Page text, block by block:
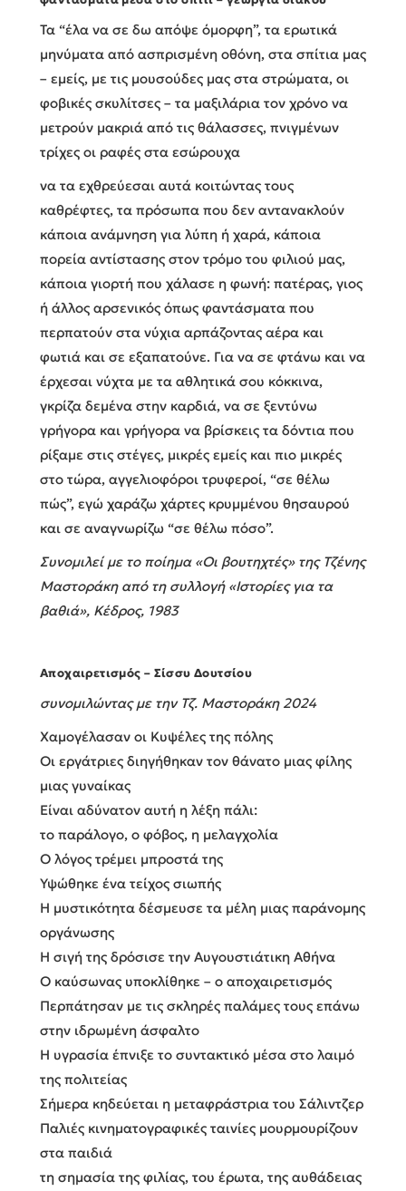
Τα “έλα να σε δω απόψε όμορφη”, τα ερωτικά
μηνύματα από ασπρισμένη οθόνη, στα σπίτια μας
– εμείς, με τις μουσούδες μας στα στρώματα, οι
φοβικές σκυλίτσες – τα μαξιλάρια τον χρόνο να
μετρούν μακριά από τις θάλασσες, πνιγμένων
τρίχες οι ραφές στα εσώρουχα
να τα εχθρεύεσαι αυτά κοιτώντας τους
καθρέφτες, τα πρόσωπα που δεν αντανακλούν
κάποια ανάμνηση για λύπη ή χαρά, κάποια
πορεία αντίστασης στον τρόμο του φιλιού μας,
κάποια γιορτή που χάλασε η φωνή: πατέρας, γιος
ή άλλος αρσενικός όπως φαντάσματα που
περπατούν στα νύχια αρπάζοντας αέρα και
φωτιά και σε εξαπατούνε. Για να σε φτάνω και να
έρχεσαι νύχτα με τα αθλητικά σου κόκκινα,
γκρίζα δεμένα στην καρδιά, να σε ξεντύνω
γρήγορα και γρήγορα να βρίσκεις τα δόντια που
ρίξαμε στις στέγες, μικρές εμείς και πιο μικρές
στο τώρα, αγγελιοφόροι τρυφεροί, “σε θέλω
πώς”, εγώ χαράζω χάρτες κρυμμένου θησαυρού
και σε αναγνωρίζω “σε θέλω πόσο”.
Συνομιλεί με το ποίημα «Οι βουτηχτές» της Τζένης
Μαστοράκη από τη συλλογή «Ιστορίες για τα
βαθιά», Κέδρος, 1983
Aποχαιρετισμός – Σίσσυ Δουτσίου
συνομιλώντας με την Τζ. Μαστοράκη 2024
Χαμογέλασαν οι Κυψέλες της πόλης
Οι εργάτριες διηγήθηκαν τον θάνατο μιας φίλης
μιας γυναίκας
Είναι αδύνατον αυτή η λέξη πάλι:
το παράλογο, ο φόβος, η μελαγχολία
Ο λόγος τρέμει μπροστά της
Υψώθηκε ένα τείχος σιωπής
Η μυστικότητα δέσμευσε τα μέλη μιας παράνομης
οργάνωσης
Η σιγή της δρόσισε την Αυγουστιάτικη Αθήνα
Ο καύσωνας υποκλίθηκε – ο αποχαιρετισμός
Περπάτησαν με τις σκληρές παλάμες τους επάνω
στην ιδρωμένη άσφαλτο
Η υγρασία έπνιξε το συντακτικό μέσα στο λαιμό
της πολιτείας
Σήμερα κηδεύεται η μεταφράστρια του Σάλιντζερ
Παλιές κινηματογραφικές ταινίες μουρμουρίζουν
στα παιδιά
τη σημασία της φιλίας, του έρωτα, της αυθάδειας